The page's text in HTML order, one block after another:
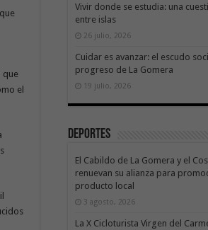
que
el
Vivir donde se estudia: una
entre islas
26 julio, 2026
Cuidar es avanzar: el escudo
progreso de La Gomera
19 julio, 2026
Deportes
El Cabildo de La Gomera y el
renuevan su alianza para
producto local
3 agosto, 2026
La X Cicloturista Virgen del